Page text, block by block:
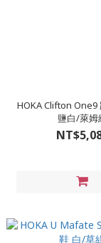
HOKA Clifton One9
鹽白/萊姆